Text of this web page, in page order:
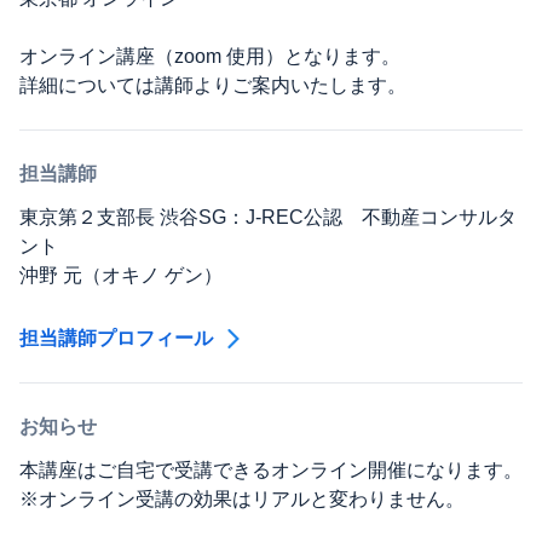
オンライン講座（zoom 使用）となります。
詳細については講師よりご案内いたします。
担当講師
東京第２支部長 渋谷SG：J-REC公認 不動産コンサルタ
ント
沖野 元（オキノ ゲン）
担当講師プロフィール
お知らせ
本講座はご自宅で受講できるオンライン開催になります。
※オンライン受講の効果はリアルと変わりません。